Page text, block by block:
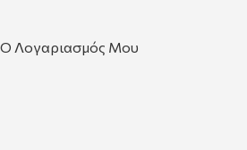
Ο Λογαριασμός Μου